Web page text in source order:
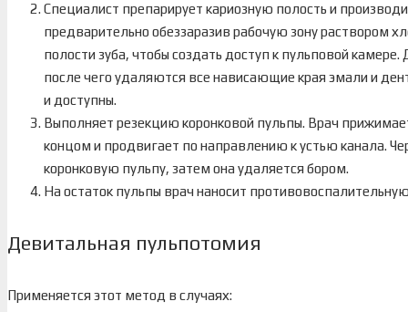
Специалист препарирует кариозную полость и
предварительно обеззаразив рабочую зону раствором
полости зуба, чтобы создать доступ к пульповой
после чего удаляются все нависающие края эмали и
и доступны.
Выполняет резекцию коронковой пульпы. Врач
концом и продвигает по направлению к устью канала.
коронковую пульпу, затем она удаляется бором.
На остаток пульпы врач наносит
Девитальная пульпотомия
Применяется этот метод в случаях: